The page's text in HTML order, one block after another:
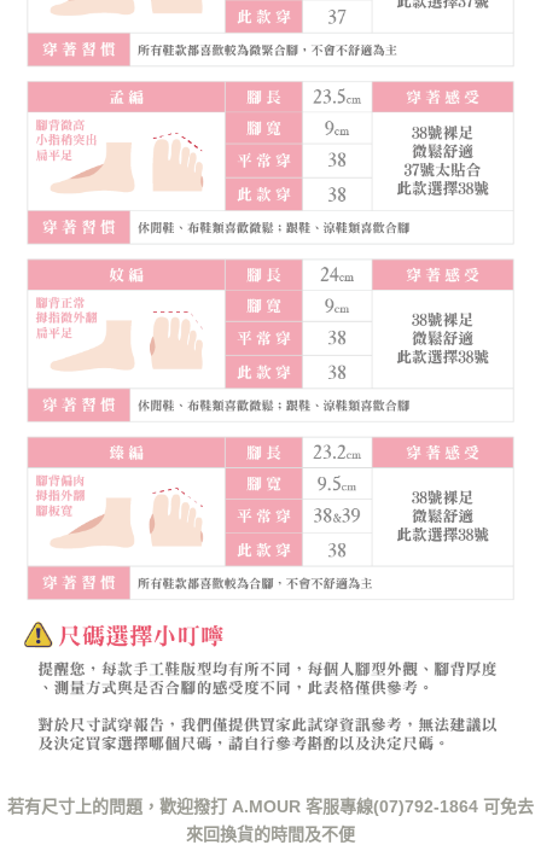
若有尺寸上的問題，歡迎撥打 A.MOUR 客服專線(07)792-1864 可免去
來回換貨的時間及不便